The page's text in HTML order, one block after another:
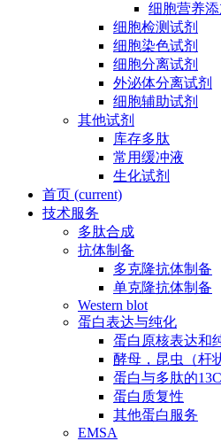
细胞营养添
细胞检测试剂
细胞染色试剂
细胞分离试剂
外泌体分离试剂
细胞辅助试剂
其他试剂
库存多肽
常用缓冲液
生化试剂
首页 (current)
技术服务
多肽合成
抗体制备
多克隆抗体制备
单克隆抗体制备
Western blot
蛋白表达与纯化
蛋白原核表达和
酵母，昆虫（杆
蛋白与多肽的
蛋白质复性
其他蛋白服务
EMSA